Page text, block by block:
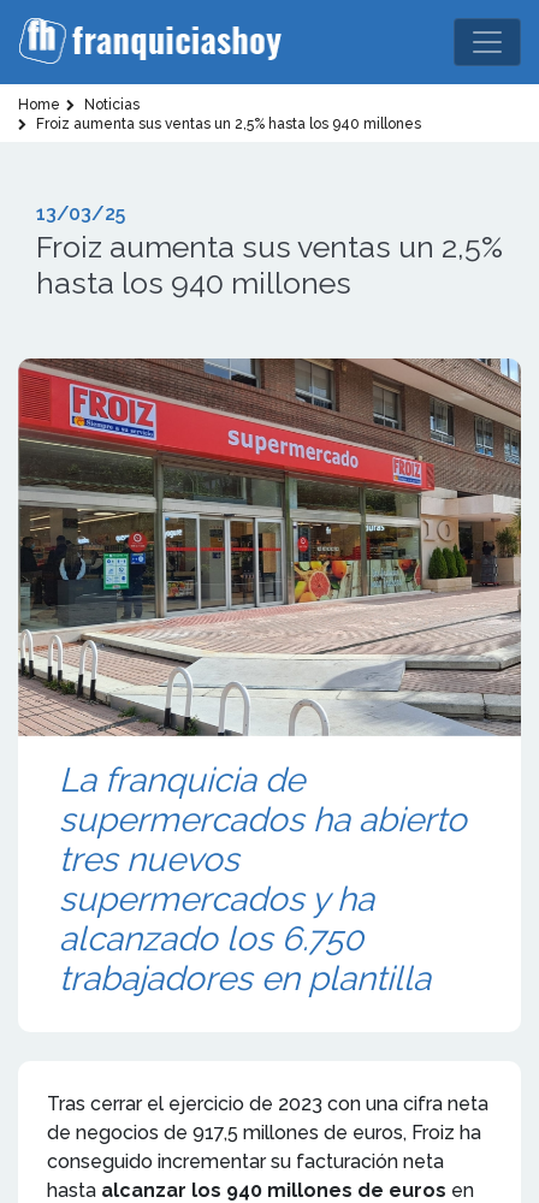
Home
Noticias
Froiz aumenta sus ventas un 2,5% hasta los 940 millones
13/03/25
Froiz aumenta sus ventas un 2,5%
hasta los 940 millones
La franquicia de
supermercados ha abierto
tres nuevos
supermercados y ha
alcanzado los 6.750
trabajadores en plantilla
Tras cerrar el ejercicio de 2023 con una cifra neta
de negocios de 917,5 millones de euros, Froiz ha
conseguido incrementar su facturación neta
hasta alcanzar los 940 millones de euros en